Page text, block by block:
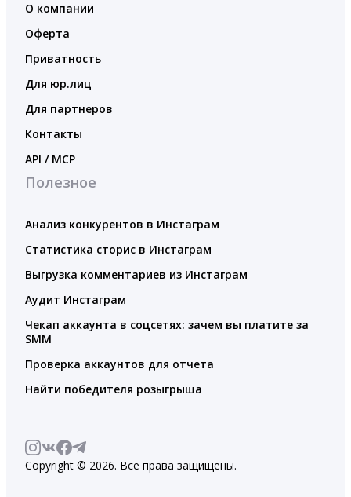
О компании
Оферта
Приватность
Для юр.лиц
Для партнеров
Контакты
API / MCP
Полезное
Анализ конкурентов в Инстаграм
Статистика сторис в Инстаграм
Выгрузка комментариев из Инстаграм
Аудит Инстаграм
Чекап аккаунта в соцсетях: зачем вы платите за
SMM
Проверка аккаунтов для отчета
Найти победителя розыгрыша
Copyright © 2026. Все права защищены.